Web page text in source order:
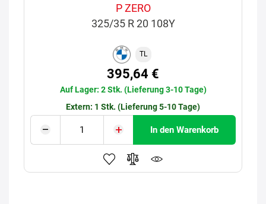
P ZERO
325/35 R 20 108Y
TL
395,64 €
Auf Lager: 2 Stk. (Lieferung 3-10 Tage)
Extern: 1 Stk. (Lieferung 5-10 Tage)
In den Warenkorb